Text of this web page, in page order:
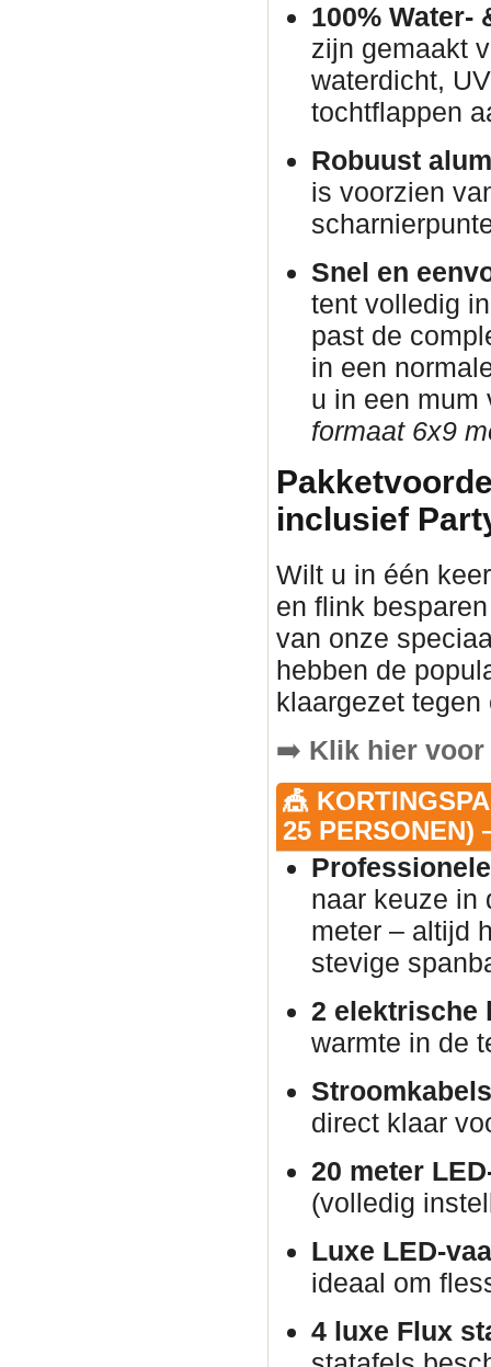
100% Water-
zijn gemaakt
waterdicht,
tochtflappen
Robuust
is voorzien
Snel en
tent volledig
past de
in een
u in een
formaat 6x9
inclusief
Wilt u in één
en flink
van onze
hebben de
klaargezet
➡️ Klik hier
🎪
25 PERSONEN)
naar keuze in
meter – altijd
stevige
2 elektrische
warmte in de
direct klaar
20 meter
(volledig
Luxe LED-
ideaal om
4 luxe Flux